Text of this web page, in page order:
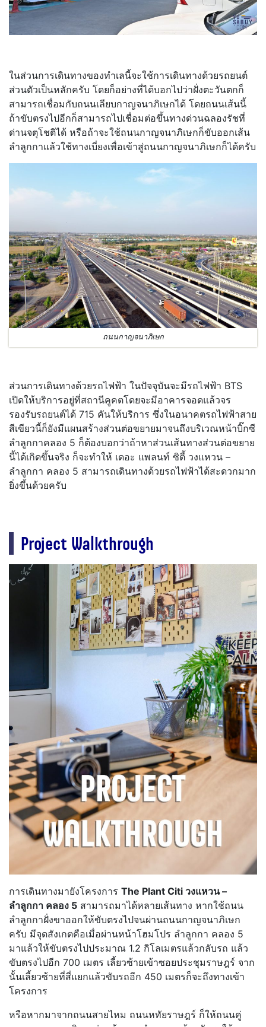
ในส่วนการเดินทางของทำเลนี้จะใช้การเดินทางด้วยรถยนต์
ส่วนตัวเป็นหลักครับ โดยก็อย่างที่ได้บอกไปว่าฝั่งตะวันตกก็
สามารถเชื่อมกับถนนเลียบกาญจนาภิเษกได้ โดยถนนเส้นนี้
ถ้าขับตรงไปอีกก็สามารถไปเชื่อมต่อขึ้นทางด่วนฉลองรัชที่
ด่านจตุโชติได้ หรือถ้าจะใช้ถนนกาญจนาภิเษกก็ขับออกเส้น
ลำลูกกาแล้วใช้ทางเบี่ยงเพื่อเข้าสู่ถนนกาญจนาภิเษกก็ได้ครับ
ถนนกาญจนาภิเษก
ส่วนการเดินทางด้วยรถไฟฟ้า ในปัจจุบันจะมีรถไฟฟ้า BTS
เปิดให้บริการอยู่ที่สถานีคูคตโดยจะมีอาคารจอดแล้วจร
รองรับรถยนต์ได้ 715 คันให้บริการ ซึ่งในอนาคตรถไฟฟ้าสาย
สีเขียวนี้ก็ยังมีแผนสร้างส่วนต่อขยายมาจนถึงบริเวณหน้าบิ๊กซี
ลำลูกกาคลอง 5 ก็ต้องบอกว่าถ้าหาส่วนเส้นทางส่วนต่อขยาย
นี้ได้เกิดขึ้นจริง ก็จะทำให้ เดอะ แพลนท์ ซิตี้ วงแหวน –
ลำลูกกา คลอง 5 สามารถเดินทางด้วยรถไฟฟ้าได้สะดวกมาก
ยิ่งขึ้นด้วยครับ
Project Walkthrough
การเดินทางมายังโครงการ The Plant Citi วงแหวน –
ลำลูกกา คลอง 5 สามารถมาได้หลายเส้นทาง หากใช้ถนน
ลำลูกกาฝั่งขาออกให้ขับตรงไปจนผ่านถนนกาญจนาภิเษก
ครับ มีจุดสังเกตคือเมื่อผ่านหน้าโฮมโปร ลำลูกกา คลอง 5
มาแล้วให้ขับตรงไปประมาณ 1.2 กิโลเมตรแล้วกลับรถ แล้ว
ขับตรงไปอีก 700 เมตร เลี้ยวซ้ายเข้าซอยประชุมราษฎร์ จาก
นั้นเลี้ยวซ้ายที่สี่แยกแล้วขับรถอีก 450 เมตรก็จะถึงทางเข้า
โครงการ
หรือหากมาจากถนนสายไหม ถนนหทัยราษฎร์ ก็ให้ถนนคู่